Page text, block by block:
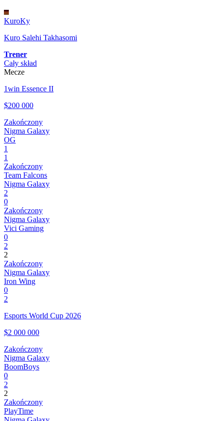
KuroKy
Kuro Salehi Takhasomi
Trener
Cały skład
Mecze
1win Essence II
$200 000
Zakończony
Nigma Galaxy
OG
1
1
Zakończony
Team Falcons
Nigma Galaxy
2
0
Zakończony
Nigma Galaxy
Vici Gaming
0
2
2
Zakończony
Nigma Galaxy
Iron Wing
0
2
Esports World Cup 2026
$2 000 000
Zakończony
Nigma Galaxy
BoomBoys
0
2
2
Zakończony
PlayTime